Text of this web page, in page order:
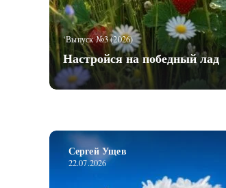
‘Выпуск №3 (2026)
Настройся на победный лад
Сергей Ущев
22.07.2026